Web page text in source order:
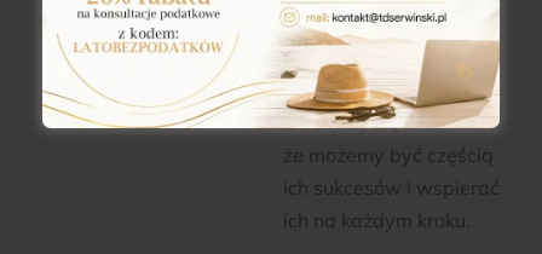
klientów to nasza
największa
rekomendacja.
Cieszymy się,
że możemy być częścią
ich sukcesów i wspierać
ich na każdym kroku.